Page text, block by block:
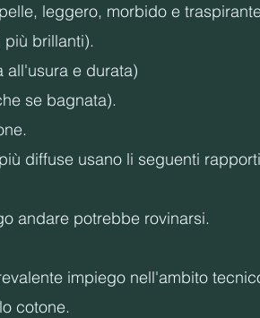
leggero, morbido e
brillanti).
all'usura e durata)
se bagnata).
più diffuse usano li seguenti
andare potrebbe rovinarsi.
impiego nell'ambito
cotone.